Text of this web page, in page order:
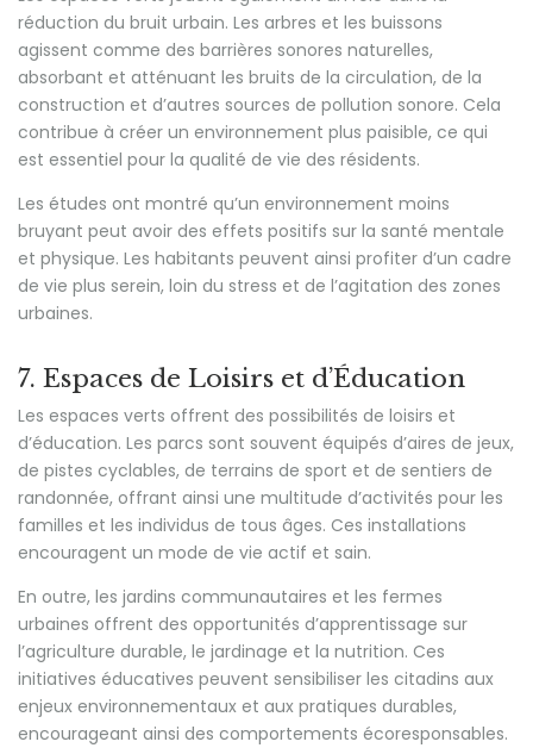
réduction du bruit urbain. Les arbres et les buissons
agissent comme des barrières sonores naturelles,
absorbant et atténuant les bruits de la circulation, de la
construction et d’autres sources de pollution sonore. Cela
contribue à créer un environnement plus paisible, ce qui
est essentiel pour la qualité de vie des résidents.
Les études ont montré qu’un environnement moins
bruyant peut avoir des effets positifs sur la santé mentale
et physique. Les habitants peuvent ainsi profiter d’un cadre
de vie plus serein, loin du stress et de l’agitation des zones
urbaines.
7. Espaces de Loisirs et d’Éducation
Les espaces verts offrent des possibilités de loisirs et
d’éducation. Les parcs sont souvent équipés d’aires de jeux,
de pistes cyclables, de terrains de sport et de sentiers de
randonnée, offrant ainsi une multitude d’activités pour les
familles et les individus de tous âges. Ces installations
encouragent un mode de vie actif et sain.
En outre, les jardins communautaires et les fermes
urbaines offrent des opportunités d’apprentissage sur
l’agriculture durable, le jardinage et la nutrition. Ces
initiatives éducatives peuvent sensibiliser les citadins aux
enjeux environnementaux et aux pratiques durables,
encourageant ainsi des comportements écoresponsables.